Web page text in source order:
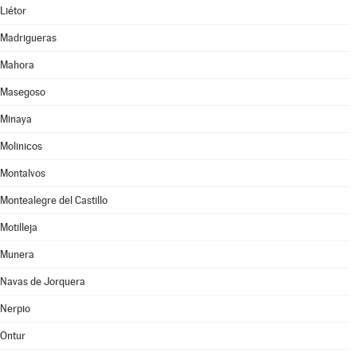
Liétor
Madrigueras
Mahora
Masegoso
Minaya
Molinicos
Montalvos
Montealegre del Castillo
Motilleja
Munera
Navas de Jorquera
Nerpio
Ontur